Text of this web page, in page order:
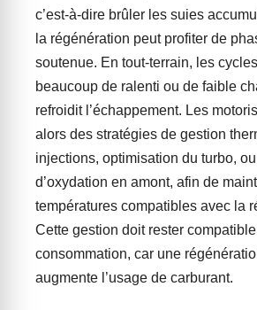
c’est-à-dire brûler les suies
la régénération peut profiter de
soutenue. En tout-terrain, les
beaucoup de ralenti ou de faible
refroidit l’échappement. Les
alors des stratégies de gestion
injections, optimisation du turbo,
d’oxydation en amont, afin de
températures compatibles avec la
Cette gestion doit rester
consommation, car une
augmente l’usage de carburant.